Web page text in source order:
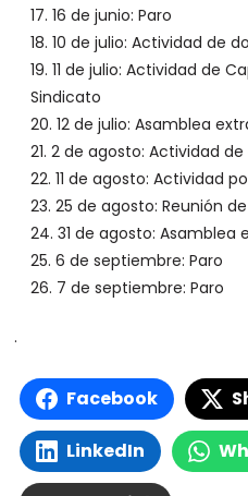
16 de junio: Paro
10 de julio: Actividad de
11 de julio: Actividad de
Sindicato
12 de julio: Asamblea
2 de agosto: Actividad
11 de agosto: Actividad
25 de agosto: Reunión
31 de agosto: Asamblea
6 de septiembre: Paro
7 de septiembre: Paro
.
Facebook
LinkedIn